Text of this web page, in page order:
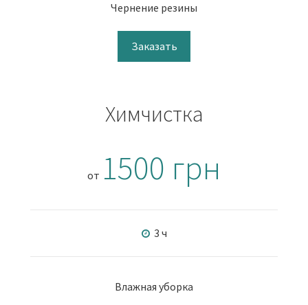
Чернение резины
Заказать
Химчистка
от 1500 грн
3 ч
Влажная уборка